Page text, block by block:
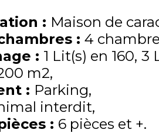
: Maison de
: 4
: 1 Lit(s) en 160 3
m2
: Parking
interdit
: 6 pièces et +